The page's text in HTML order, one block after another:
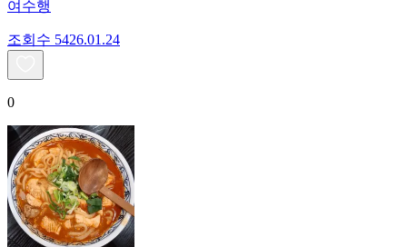
여수행
조회수 5426.01.24
0